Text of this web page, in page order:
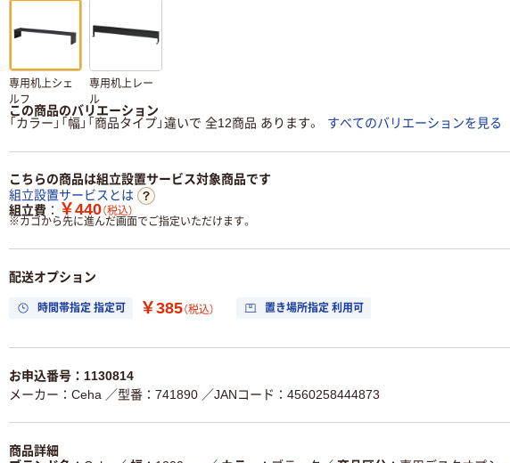
専用机上シェ
ルフ
専用机上レー
ル
この商品のバリエーション
「カラー」「幅」「商品タイプ」違いで 全12商品 あります。
すべてのバリエーションを見る
こちらの商品は組立設置サービス対象商品です
組立設置サービスとは
組立費
￥440（税込）
※カゴから先に進んだ画面でご指定いただけます。
配送オプション
時間帯指定 指定可 ￥385（税込） 置き場所指定 利用可
お申込番号：1130814
メーカー：Ceha ／型番：741890 ／JANコード：4560258444873
商品詳細